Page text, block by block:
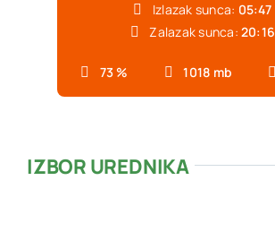
73 % 1018 mb
Izlazak sunca: 05:47
Zalazak sunca: 20:16
IZBOR UREDNIKA